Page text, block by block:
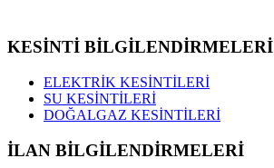
KESİNTİ BİLGİLENDİRMELERİ
ELEKTRİK KESİNTİLERİ
SU KESİNTİLERİ
DOĞALGAZ KESİNTİLERİ
İLAN BİLGİLENDİRMELERİ